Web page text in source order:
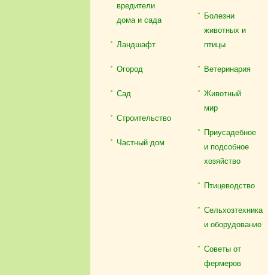
вредители
дома и сада
Ландшафт
Огород
Сад
Строительство
Частный дом
Болезни
животных и
птицы
Ветеринария
Животный
мир
Приусадебное
и подсобное
хозяйство
Птицеводство
Сельхозтехника
и оборудование
Советы от
фермеров